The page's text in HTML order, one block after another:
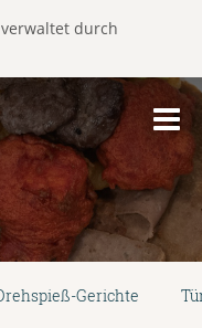
durch
Gerichte